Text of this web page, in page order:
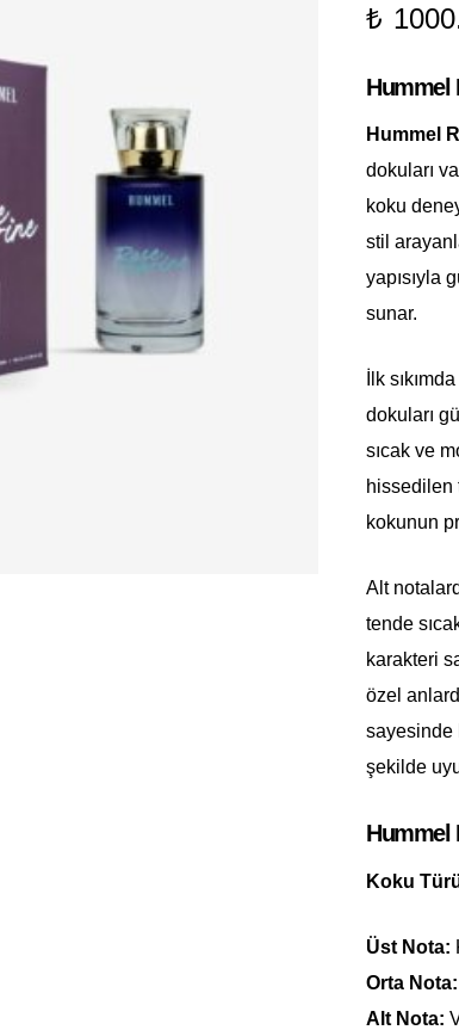
₺
Hummel
Hummel
dokuları
koku
stil
yapısıyla
sunar.
İlk
dokuları
sıcak ve
hissedilen
kokunun
Alt
tende
karakteri
özel
sayesinde
şekilde
Hummel
Koku
Üst Nota:
Orta Nota:
Alt Nota: